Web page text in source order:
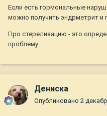
Если есть гормональные
можно получить эндрметрит и
Про стерелизацию - это
проблему.
Дениска
Опубликовано 2